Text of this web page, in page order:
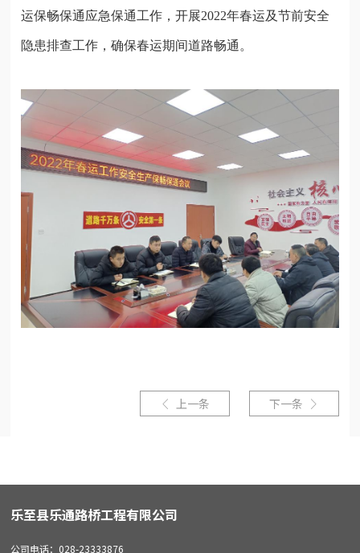
运保畅保通应急保通工作，开展2022年春运及节前安全
隐患排查工作，确保春运期间道路畅通。
下一条 
 上一条
乐至县乐通路桥工程有限公司
公司电话：028-23333876